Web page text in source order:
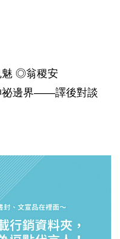
魅 ◎翁稷安
祕邊界――譯後對談